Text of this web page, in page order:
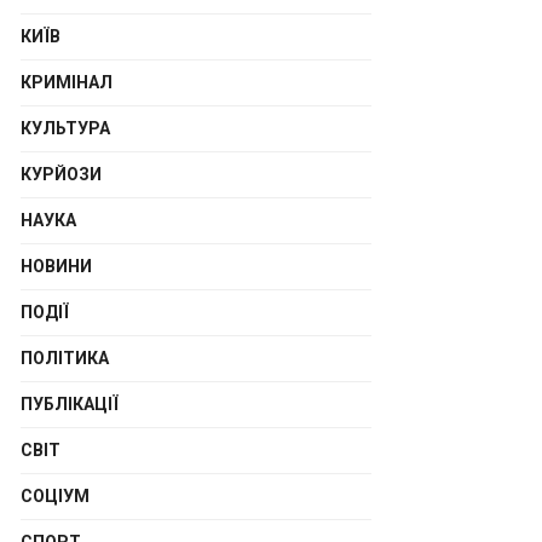
КИЇВ
КРИМІНАЛ
КУЛЬТУРА
КУРЙОЗИ
НАУКА
НОВИНИ
ПОДІЇ
ПОЛІТИКА
ПУБЛІКАЦІЇ
СВІТ
СОЦІУМ